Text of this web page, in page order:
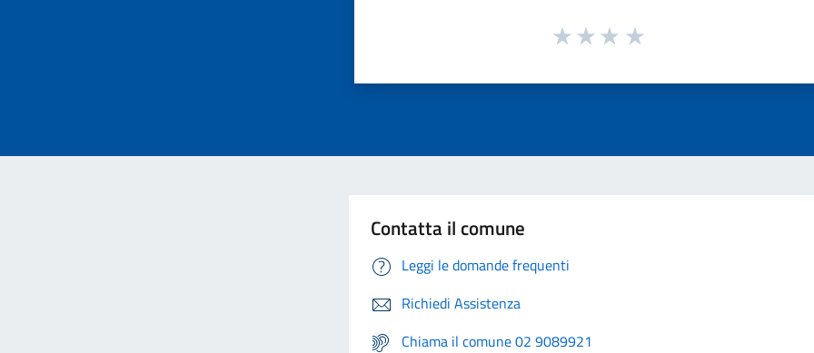
Contatta il comune
Leggi le domande frequenti
Richiedi Assistenza
Chiama il comune 02 9089921